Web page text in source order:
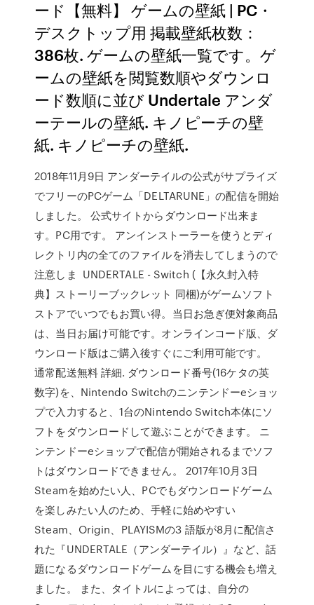
ード【無料】 ゲームの壁紙 | PC・
デスクトップ用 掲載壁紙枚数：
386枚. ゲームの壁紙一覧です。ゲ
ームの壁紙を閲覧数順やダウンロ
ード数順に並び Undertale アンダ
ーテールの壁紙. キノピーチの壁
紙. キノピーチの壁紙.
2018年11月9日 アンダーテイルの公式がサプライズ
でフリーのPCゲーム「DELTARUNE」の配信を開始
しました。 公式サイトからダウンロード出来ま
す。PC用です。 アンインストーラーを使うとディ
レクトリ内の全てのファイルを消去してしまうので
注意しま UNDERTALE - Switch (【永久封入特
典】ストーリーブックレット 同梱)がゲームソフト
ストアでいつでもお買い得。当日お急ぎ便対象商品
は、当日お届け可能です。オンラインコード版、ダ
ウンロード版はご購入後すぐにご利用可能です。
通常配送無料 詳細. ダウンロード番号(16ケタの英
数字)を、Nintendo Switchのニンテンドーeショッ
プで入力すると、1台のNintendo Switch本体にソ
フトをダウンロードして遊ぶことができます。 ニ
ンテンドーeショップで配信が開始されるまでソフ
トはダウンロードできません。 2017年10月3日
Steamを始めたい人、PCでもダウンロードゲーム
を楽しみたい人のため、手軽に始めやすい
Steam、Origin、PLAYISMの3 語版が8月に配信さ
れた『UNDERTALE（アンダーテイル）』など、話
題になるダウンロードゲームを目にする機会も増え
ました。 また、タイトルによっては、自分の